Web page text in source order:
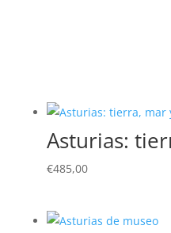
Asturias:
€485,00